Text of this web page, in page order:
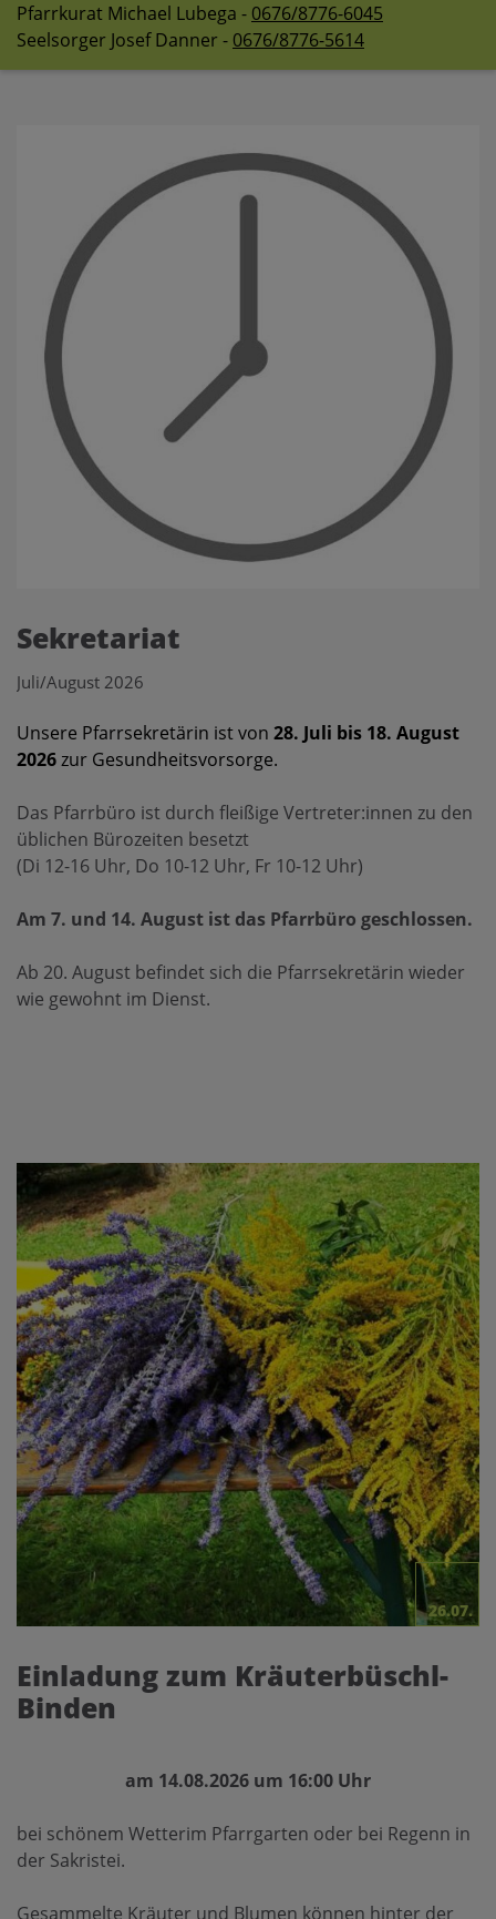
Pfarrkurat Michael Lubega - 0676/8776-6045
Seelsorger Josef Danner - 0676/8776-5614
Sekretariat
Juli/August 2026
Unsere Pfarrsekretärin ist von 28. Juli bis 18. August
2026zur Gesundheitsvorsorge.
Das Pfarrbüro ist durch fleißige Vertreter:innen zu den
üblichen Bürozeiten besetzt
(Di 12-16 Uhr, Do 10-12 Uhr, Fr 10-12 Uhr)
Am 7. und 14. August ist das Pfarrbüro geschlossen.
Ab 20. August befindet sich die Pfarrsekretärin wieder
wie gewohnt im Dienst.
26.07.
Einladung zum Kräuterbüschl-
Binden
am 14.08.2026 um 16:00 Uhr
bei schönem Wetterim Pfarrgarten oder bei Regenn in
der Sakristei.
Gesammelte Kräuter und Blumen können hinter der